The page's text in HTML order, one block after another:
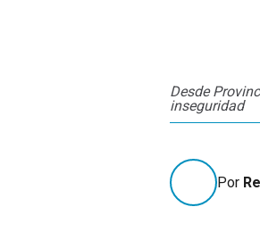
Desde
inseguridad
Por